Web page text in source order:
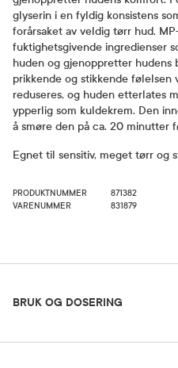
glyserin i en fyldig konsistens
forårsaket av veldig tørr hud.
fuktighetsgivende ingredienser
huden og gjenoppretter hudens
prikkende og stikkende
reduseres, og huden etterlates
ypperlig som kuldekrem. Den
å smøre den på ca. 20 minutter
Egnet til sensitiv, meget tørr og
PRODUKTNUMMER
871382
VARENUMMER
831879
BRUK OG DOSERING